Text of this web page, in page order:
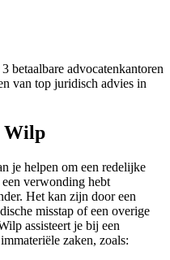
betaalbare advocatenkantoren
van top juridisch advies in
Wilp
je helpen om een redelijke
verwonding hebt
Het kan zijn door een
misstap of een overige
assisteert je bij een
zaken, zoals: